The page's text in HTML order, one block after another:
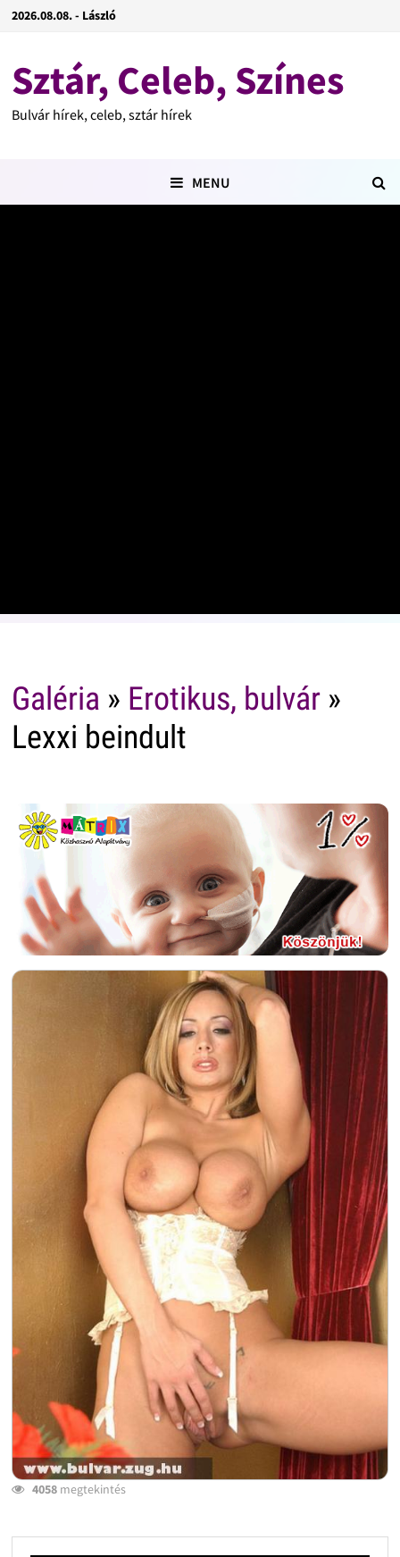
2026.08.08. - László
Sztár, Celeb, Színes
Bulvár hírek, celeb, sztár hírek
MENU
Galéria » Erotikus, bulvár»
Lexxi beindult
4058megtekintés